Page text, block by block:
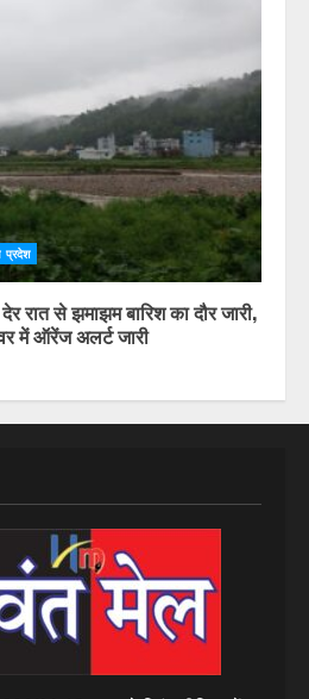
प्रदेश
रात से झमाझम बारिश का दौर जारी,
में ऑरेंज अलर्ट जारी